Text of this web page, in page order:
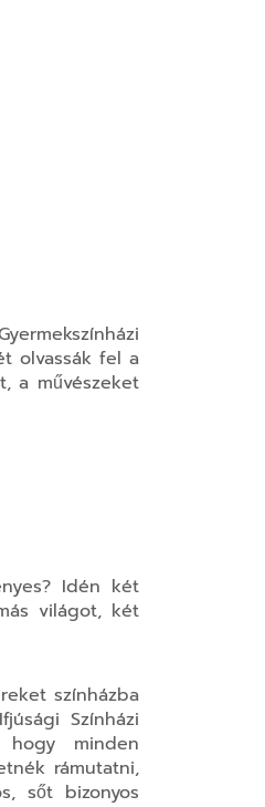
olvassák fel a
a művészeket
Idén két
világot, két
színházba
Színházi
hogy minden
rámutatni,
sőt bizonyos